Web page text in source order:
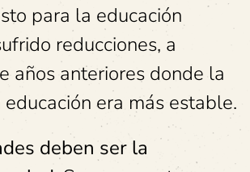
para la educación
reducciones, a
años anteriores donde la
era más estable.
deben ser la